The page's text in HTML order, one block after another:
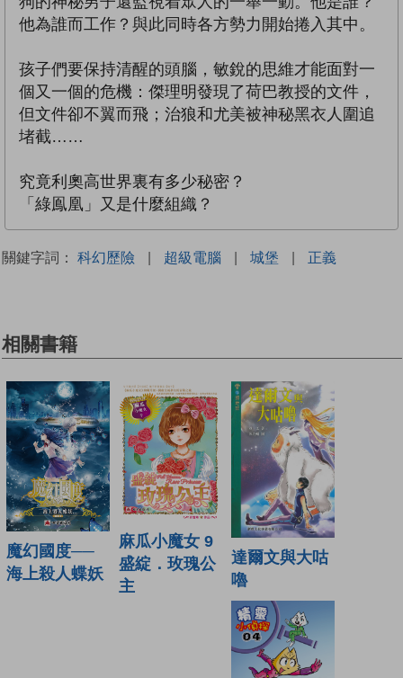
他為誰而工作？與此同時各方勢力開始捲入其中。
孩子們要保持清醒的頭腦，敏銳的思維才能面對一
個又一個的危機：傑理明發現了荷巴教授的文件，
但文件卻不翼而飛；治狼和尤美被神秘黑衣人圍追
堵截……
究竟利奧高世界裏有多少秘密？
「綠鳯凰」又是什麼組織？
關鍵字詞： 科幻歷險 | 超級電腦 | 城堡 | 正義
相關書籍
魔幻國度──
海上殺人蝶妖
麻瓜小魔女 9
盛綻．玫瑰公
主
達爾文與大咕
嚕